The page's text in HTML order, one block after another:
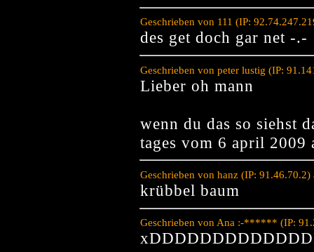
Geschrieben von 111 (IP:
des get doch gar net -.-
Geschrieben von peter lustig (IP:
Lieber oh mann
wenn du das so siehst
tages vom 6 april 2009
Geschrieben von hanz (IP:
krübbel baum
Geschrieben von Ana :-****** (IP: